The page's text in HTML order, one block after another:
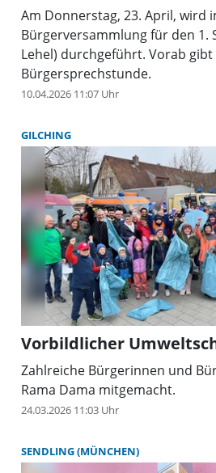
Am Donnerstag, 23. April, wird
Bürgerversammlung für den 1.
Lehel) durchgeführt. Vorab gibt
Bürgersprechstunde.
10.04.2026 11:07 Uhr
GILCHING
Vorbildlicher
Zahlreiche Bürgerinnen und
Rama Dama mitgemacht.
24.03.2026 11:03 Uhr
SENDLING (MÜNCHEN)